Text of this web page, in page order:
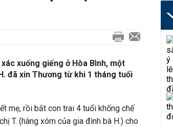
xuống giếng ở Hòa Bình, một
đã xin Thương từ khi 1 tháng tuổi
mẹ, rồi bắt con trai 4 tuổi khống chế
T. (hàng xóm của gia đình bà H.) cho